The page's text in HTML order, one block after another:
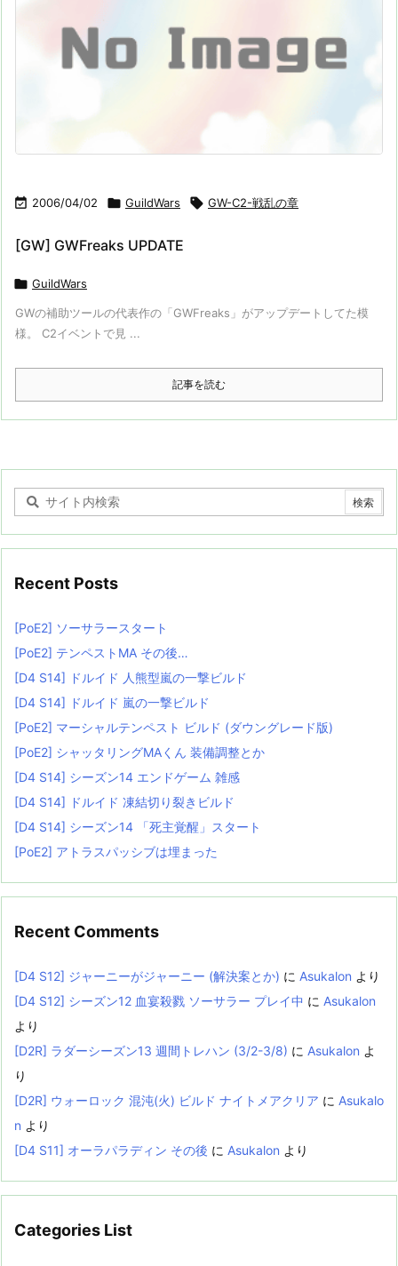
 2006/04/02  GuildWars  GW-C2-戦乱の章
[GW] GWFreaks UPDATE
 GuildWars
GWの補助ツールの代表作の「GWFreaks」がアップデートしてた模
様。 C2イベントで見 ...
記事を読む
Recent Posts
[PoE2] ソーサラースタート
[PoE2] テンペストMA その後…
[D4 S14] ドルイド 人熊型嵐の一撃ビルド
[D4 S14] ドルイド 嵐の一撃ビルド
[PoE2] マーシャルテンペスト ビルド (ダウングレード版)
[PoE2] シャッタリングMAくん 装備調整とか
[D4 S14] シーズン14 エンドゲーム 雑感
[D4 S14] ドルイド 凍結切り裂きビルド
[D4 S14] シーズン14 「死主覚醒」スタート
[PoE2] アトラスパッシブは埋まった
Recent Comments
[D4 S12] ジャーニーがジャーニー (解決案とか) に Asukalon より
[D4 S12] シーズン12 血宴殺戮 ソーサラー プレイ中 に Asukalon
より
[D2R] ラダーシーズン13 週間トレハン (3/2-3/8) に Asukalon よ
り
[D2R] ウォーロック 混沌(火) ビルド ナイトメアクリア に Asukalo
n より
[D4 S11] オーラパラディン その後 に Asukalon より
Categories List